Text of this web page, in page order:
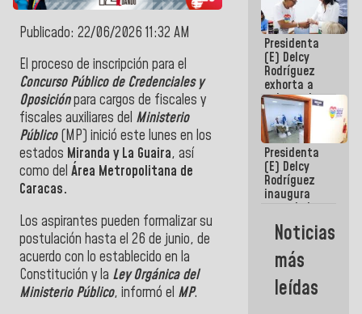
Publicado: 22/06/2026 11:32 AM
El proceso de inscripción para el
Concurso Público de Credenciales y
Oposiciónpara cargos de fiscales y
fiscales auxiliares del Ministerio
Público(MP) inició este lunes en los
estados Miranda y La Guaira, así
como del Área Metropolitana de
Caracas.
Los aspirantes pueden formalizar su
postulación hasta el 26 de junio, de
acuerdo con lo establecido en la
Constitución y la Ley Orgánica del
Ministerio Público, informó el MP.
Viceministerio
de Energía
Eléctrica y
CORPOELEC
Presidenta
(E) Delcy
Rodríguez
exhorta a
gobernadores
y alcaldes a
edificar
casas para
abuelos
Presidenta
(E) Delcy
Rodríguez
inaugura
casa de los
Abuelos
Primavera
en Caracas
Noticias
más
leídas